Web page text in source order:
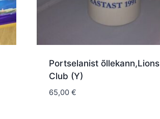
Portselanist õllekann,Lions
Club (Y)
65,00 €